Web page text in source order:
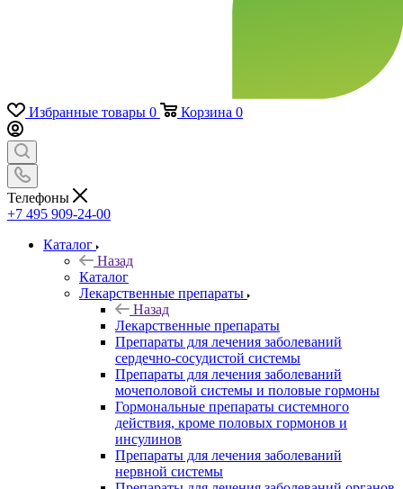
Избранные товары 0 Корзина 0
Телефоны
+7 495 909-24-00
Каталог
Назад
Каталог
Лекарственные препараты
Назад
Лекарственные препараты
Препараты для лечения заболеваний
сердечно-сосудистой системы
Препараты для лечения заболеваний
мочеполовой системы и половые гормоны
Гормональные препараты системного
действия, кроме половых гормонов и
инсулинов
Препараты для лечения заболеваний
нервной системы